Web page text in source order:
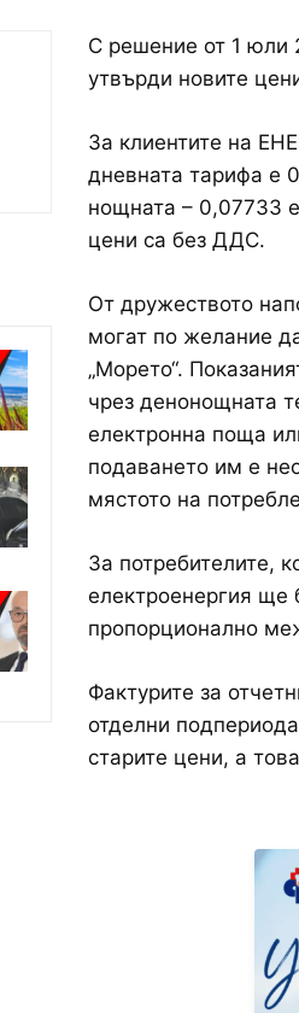
С решение от 1 юли
утвърди новите
За клиентите на
дневната тарифа е
нощната – 0,07733
цени са без ДДС.
От дружеството
могат по желание
„Морето“.
чрез денонощната
електронна поща
подаването им е
мястото на
За потребителите,
електроенергия ще
пропорционално
Фактурите за
отделни
старите цени, а